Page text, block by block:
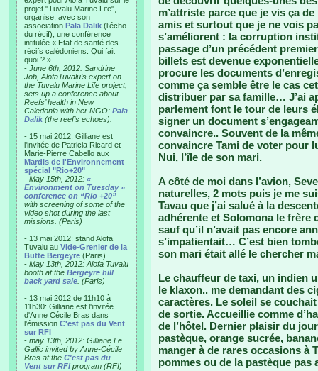
projet "Tuvalu Marine Life",
organise, avec son
association Pala Dalik (l’écho
du récif), une conférence
intitulée « Etat de santé des
récifs calédoniens: Qui fait
quoi ? »
- June 6th, 2012: Sandrine
Job, AlofaTuvalu’s expert on
the Tuvalu Marine Life project,
sets up a conference about
Reefs’ health in New
Caledonia with her NGO: Pala
Dalik (the reef’s echoes).
- 15 mai 2012: Gilliane est
l'invitée de Patricia Ricard et
Marie-Pierre Cabello aux
Mardis de l'Environnement
spécial "Rio+20"
- May 15th, 2012: «
Environment on Tuesday »
conference on “Rio +20”
with screening of some of the
video shot during the last
missions. (Paris)
- 13 mai 2012: stand Alofa
Tuvalu au Vide-Grenier de la
Butte Bergeyre (Paris)
- May 13th, 2012: Alofa Tuvalu
booth at the Bergeyre hill
back yard sale . (Paris)
- 13 mai 2012 de 11h10 à
11h30: Gilliane est l'invitée
d'Anne Cécile Bras dans
l'émission C'est pas du Vent
sur RFI
- may 13th, 2012: Gilliane Le
Gallic invited by Anne-Cécile
Bras at the C'est pas du
Vent sur RFI program (RFI)
m’attriste parce que je vis ça
amis et surtout que je ne vois
s’améliorent : la corruption
passage d’un précédent
billets est devenue
procure les documents
comme ça semble être le cas
distribuer par sa famille… J’ai
parlement font le tour de leurs
signer un document
convaincre.. Souvent de la
convaincre Tami de voter pour
Nui, l’île de son mari.
A côté de moi dans l’avion,
naturelles, 2 mots puis je me
Tavau que j’ai salué à la
adhérente et Solomona le frère
sauf qu’il n’avait pas encore
s’impatientait… C’est bien
son mari était allé le chercher
Le chauffeur de taxi, un indien
le klaxon.. me demandant des
caractères. Le soleil se
de sortie. Accueillie comme
de l’hôtel. Dernier plaisir du
pastèque, orange sucrée,
manger à de rares occasions à
pommes ou de la pastèque pas